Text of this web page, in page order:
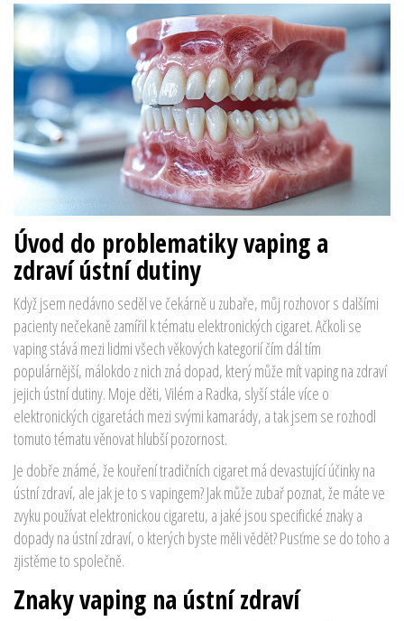
Úvod do problematiky vaping a
zdraví ústní dutiny
Když jsem nedávno seděl ve čekárně u zubaře, můj rozhovor s dalšími
pacienty nečekaně zamířil k tématu elektronických cigaret. Ačkoli se
vaping stává mezi lidmi všech věkových kategorií čím dál tím
populárnější, málokdo z nich zná dopad, který může mít vaping na zdraví
jejich ústní dutiny. Moje děti, Vilém a Radka, slyší stále více o
elektronických cigaretách mezi svými kamarády, a tak jsem se rozhodl
tomuto tématu věnovat hlubší pozornost.
Je dobře známé, že kouření tradičních cigaret má devastující účinky na
ústní zdraví, ale jak je to s vapingem? Jak může zubař poznat, že máte ve
zvyku používat elektronickou cigaretu, a jaké jsou specifické znaky a
dopady na ústní zdraví, o kterých byste měli vědět? Pusťme se do toho a
zjistěme to společně.
Znaky vaping na ústní zdraví